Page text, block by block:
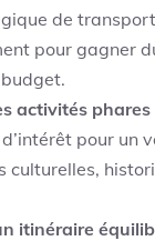
de
pour gagner
activités phares
pour un
culturelles,
itinéraire